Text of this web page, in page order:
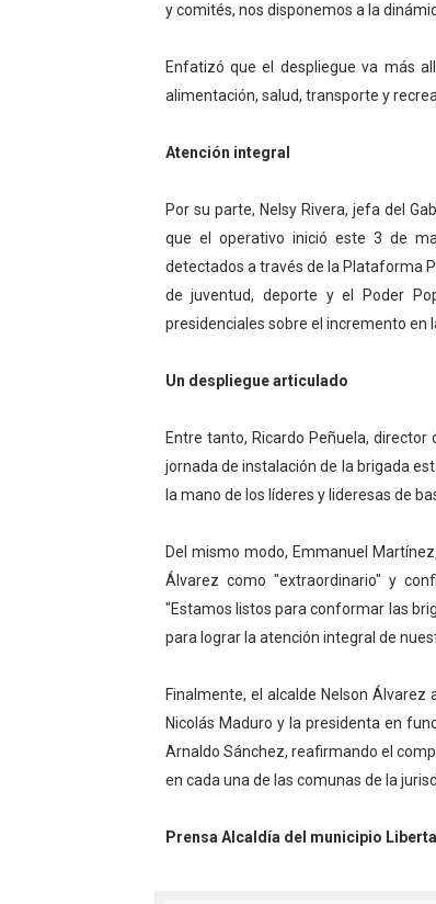
y comités, nos disponemos a la
Enfatizó que el despliegue va más
alimentación, salud, transporte y
Atención integral
Por su parte, Nelsy Rivera, jefa del
que el operativo inició este 3 de
detectados a través de la Plataforma
de juventud, deporte y el Poder
presidenciales sobre el incremento en
Un despliegue articulado
Entre tanto, Ricardo Peñuela, director
jornada de instalación de la brigada
la mano de los líderes y lideresas de
Del mismo modo, Emmanuel
Álvarez como "extraordinario" y
"Estamos listos para conformar las
para lograr la atención integral de
Finalmente, el alcalde Nelson
Nicolás Maduro y la presidenta en
Arnaldo Sánchez, reafirmando el
en cada una de las comunas de la
Prensa Alcaldía del municipio